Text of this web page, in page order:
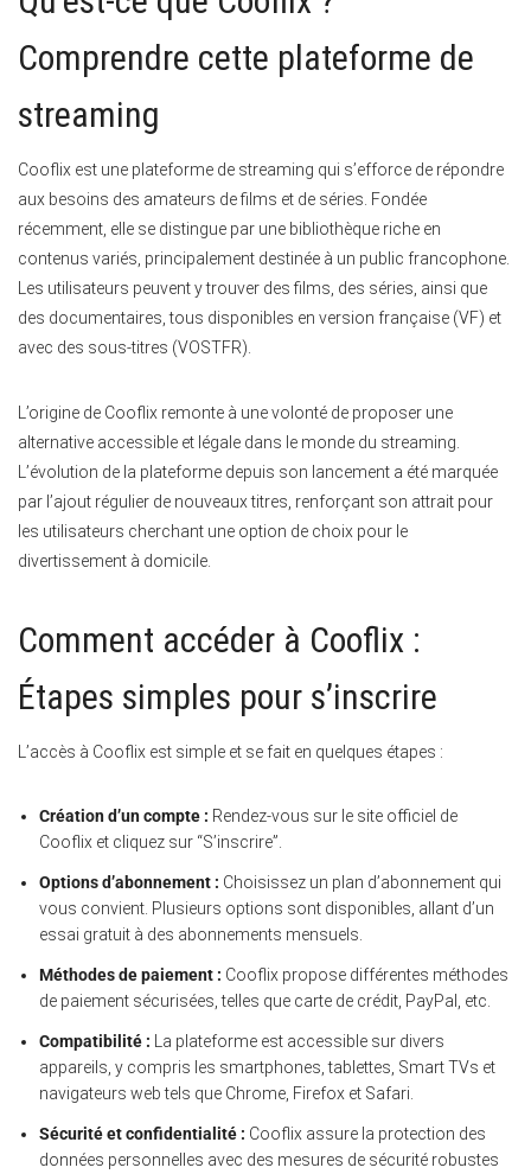
Comprendre cette plateforme de
streaming
Cooflix est une plateforme de streaming qui s’efforce de répondre
aux besoins des amateurs de films et de séries. Fondée
récemment, elle se distingue par une bibliothèque riche en
contenus variés, principalement destinée à un public francophone.
Les utilisateurs peuvent y trouver des films, des séries, ainsi que
des documentaires, tous disponibles en version française (VF) et
avec des sous-titres (VOSTFR).
L’origine de Cooflix remonte à une volonté de proposer une
alternative accessible et légale dans le monde du streaming.
L’évolution de la plateforme depuis son lancement a été marquée
par l’ajout régulier de nouveaux titres, renforçant son attrait pour
les utilisateurs cherchant une option de choix pour le
divertissement à domicile.
Comment accéder à Cooflix :
Étapes simples pour s’inscrire
L’accès à Cooflix est simple et se fait en quelques étapes :
Création d’un compte : Rendez-vous sur le site officiel de
Cooflix et cliquez sur “S’inscrire”.
Options d’abonnement : Choisissez un plan d’abonnement qui
vous convient. Plusieurs options sont disponibles, allant d’un
essai gratuit à des abonnements mensuels.
Méthodes de paiement : Cooflix propose différentes méthodes
de paiement sécurisées, telles que carte de crédit, PayPal, etc.
Compatibilité : La plateforme est accessible sur divers
appareils, y compris les smartphones, tablettes, Smart TVs et
navigateurs web tels que Chrome, Firefox et Safari.
Sécurité et confidentialité : Cooflix assure la protection des
données personnelles avec des mesures de sécurité robustes